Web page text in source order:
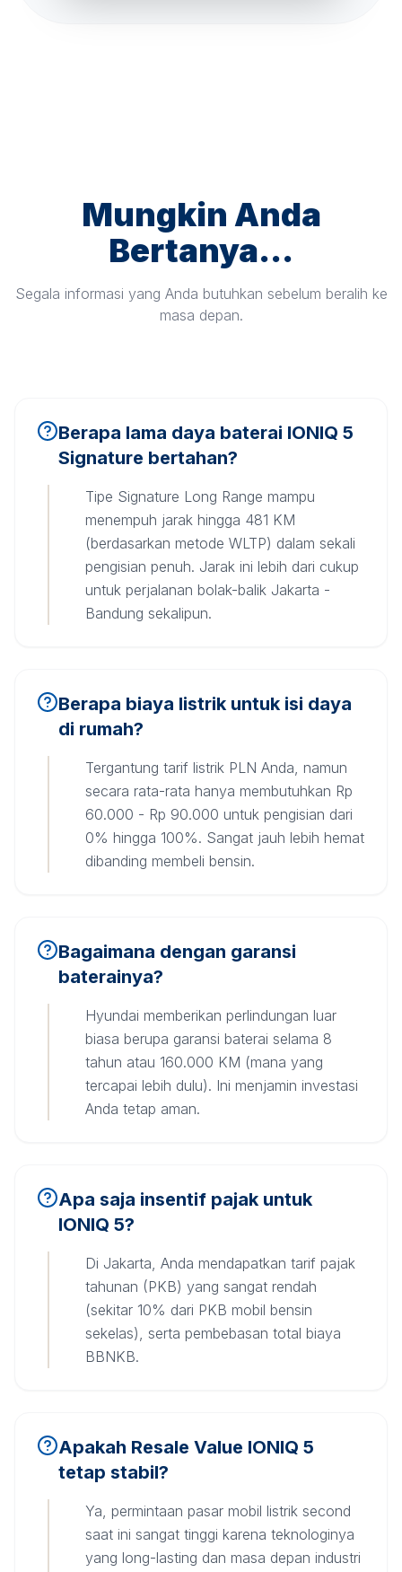
Mungkin Anda
Bertanya...
Segala informasi yang Anda butuhkan sebelum beralih ke
masa depan.
Berapa lama daya baterai IONIQ 5
Signature bertahan?
Tipe Signature Long Range mampu
menempuh jarak hingga 481 KM
(berdasarkan metode WLTP) dalam sekali
pengisian penuh. Jarak ini lebih dari cukup
untuk perjalanan bolak-balik Jakarta -
Bandung sekalipun.
Berapa biaya listrik untuk isi daya
di rumah?
Tergantung tarif listrik PLN Anda, namun
secara rata-rata hanya membutuhkan Rp
60.000 - Rp 90.000 untuk pengisian dari
0% hingga 100%. Sangat jauh lebih hemat
dibanding membeli bensin.
Bagaimana dengan garansi
baterainya?
Hyundai memberikan perlindungan luar
biasa berupa garansi baterai selama 8
tahun atau 160.000 KM (mana yang
tercapai lebih dulu). Ini menjamin investasi
Anda tetap aman.
Apa saja insentif pajak untuk
IONIQ 5?
Di Jakarta, Anda mendapatkan tarif pajak
tahunan (PKB) yang sangat rendah
(sekitar 10% dari PKB mobil bensin
sekelas), serta pembebasan total biaya
BBNKB.
Apakah Resale Value IONIQ 5
tetap stabil?
Ya, permintaan pasar mobil listrik second
saat ini sangat tinggi karena teknologinya
yang long-lasting dan masa depan industri